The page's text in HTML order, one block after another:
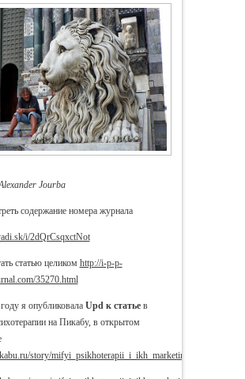
Jourba
содержание номера журнала
i/2dQrCsqxctNot
статью целиком http://i-p-p-
35270.html
я опубликовала Upd к статьев
на Пикабу, в открытом
story/mifyi_psikhoterapii_i_ikh_marketing_4694461